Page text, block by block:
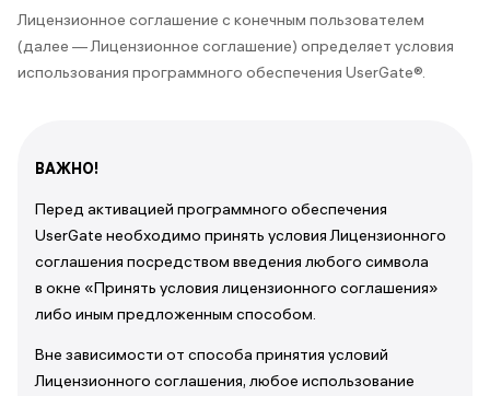
Лицензионное соглашение с конечным пользователем
(далее — Лицензионное соглашение) определяет условия
использования программного обеспечения UserGate®.
ВАЖНО!
Перед активацией программного обеспечения
UserGate необходимо принять условия Лицензионного
соглашения посредством введения любого символа
в окне «Принять условия лицензионного соглашения»
либо иным предложенным способом.
Вне зависимости от способа принятия условий
Лицензионного соглашения, любое использование